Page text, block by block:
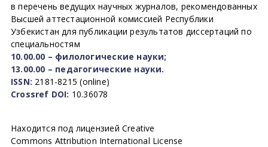
в перечень ведущих научных журналов, рекомендованных
Высшей аттестационной комиссией Республики
Узбекистан для публикации результатов диссертаций по
специальностям
10.00.00 – филологические науки;
13.00.00 – педагогические науки.
ISSN: 2181-8215 (online)
Crossref DOI: 10.36078
Находится под лицензией Creative
Commons Attribution International License